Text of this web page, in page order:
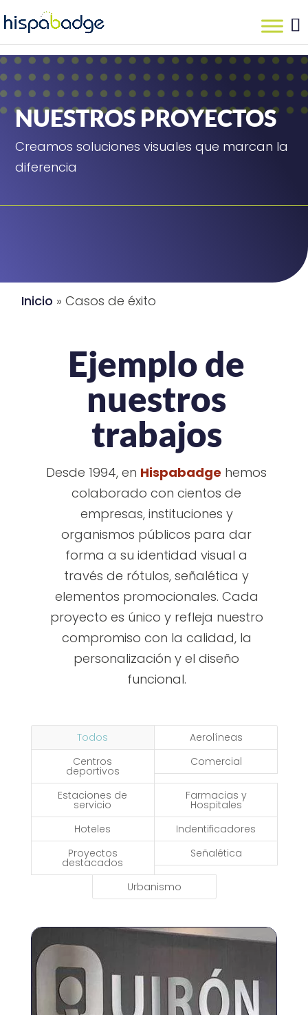
NUESTROS PROYECTOS
Creamos soluciones visuales que marcan la
diferencia
Inicio »Casos de éxito
Ejemplo de
nuestros
trabajos
Desde 1994, en Hispabadge hemos
colaborado con cientos de
empresas, instituciones y
organismos públicos para dar
forma a su identidad visual a
través de rótulos, señalética y
elementos promocionales. Cada
proyecto es único y refleja nuestro
compromiso con la calidad, la
personalización y el diseño
funcional.
Todos
Aerolíneas
Centros
deportivos
Comercial
Estaciones de
servicio
Farmacias y
Hospitales
Hoteles
Indentificadores
Proyectos
destacados
Señalética
Urbanismo